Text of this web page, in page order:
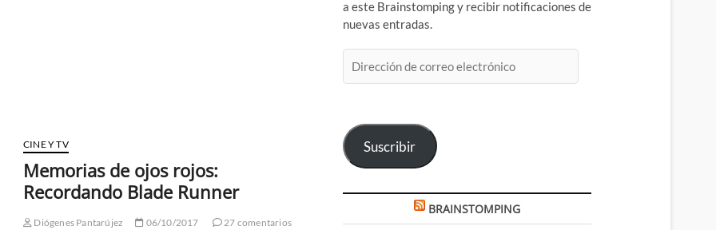
Netflix
CINE Y TV
Memorias de ojos rojos:
Recordando Blade Runner
Diógenes Pantarújez 06/10/2017
27 comentarios
a este Brainstomping y recibir notificaciones de
nuevas entradas.
de
Suscribir
BRAINSTOMPING